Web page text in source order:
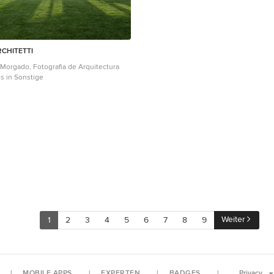
Fotografia de Arquitectura
in Sonstige
1 2 3 4 5 6 7 8 9 Weiter